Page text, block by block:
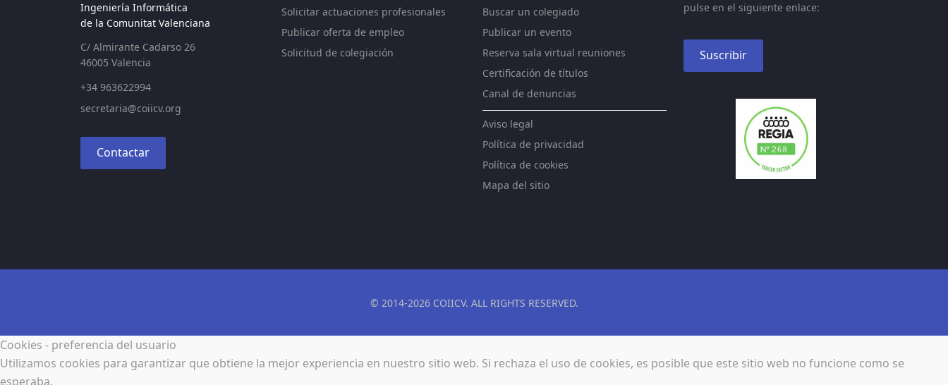
Ingeniería Informática
de la Comunitat Valenciana
C/ Almirante Cadarso 26
46005 Valencia
+34 963622994
secretaria@coiicv.org
Contactar
Solicitar actuaciones profesionales
Publicar oferta de empleo
Solicitud de colegiación
Buscar un colegiado
Publicar un evento
Reserva sala virtual reuniones
Certificación de títulos
Canal de denuncias
Aviso legal
Política de privacidad
Política de cookies
Mapa del sitio
pulse en el siguiente enlace:
Suscribir
© 2014-2026 COIICV. ALL RIGHTS RESERVED.
Cookies - preferencia del usuario
Utilizamos cookies para garantizar que obtiene la mejor experiencia en nuestro sitio web. Si rechaza el uso de cookies, es posible que este sitio web no funcione como se
esperaba.